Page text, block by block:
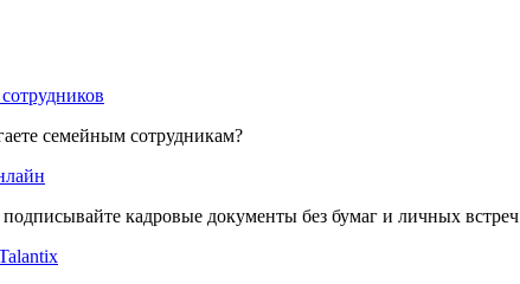
семейным сотрудникам?
кадровые документы без бумаг и личных встреч